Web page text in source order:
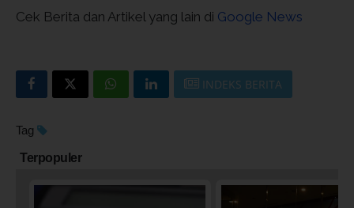
Cek Berita dan Artikel yang lain di Google News
INDEKS BERITA
Tag
Terpopuler